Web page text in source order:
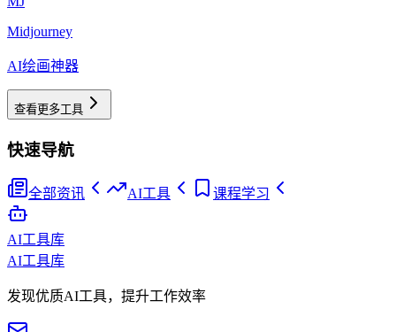
Midjourney
AI绘画神器
查看更多工具
快速导航
全部资讯 AI工具 课程学习
AI工具库
AI工具库
发现优质AI工具，提升工作效率